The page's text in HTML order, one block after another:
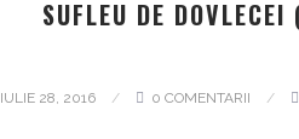
SUFLEU DE
IULIE 28, 2016 0 COMENTARII